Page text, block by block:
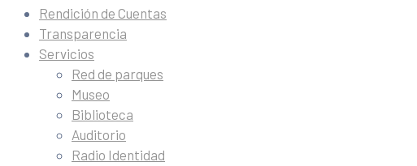
Rendición de Cuentas
Transparencia
Servicios
Red de parques
Museo
Biblioteca
Auditorio
Radio Identidad